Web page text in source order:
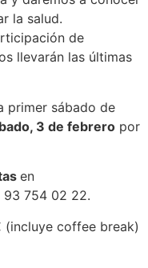
la salud.
de
llevarán las últimas
primer sábado de
3 de febrero por
en
93 754 02 22.
coffee break)